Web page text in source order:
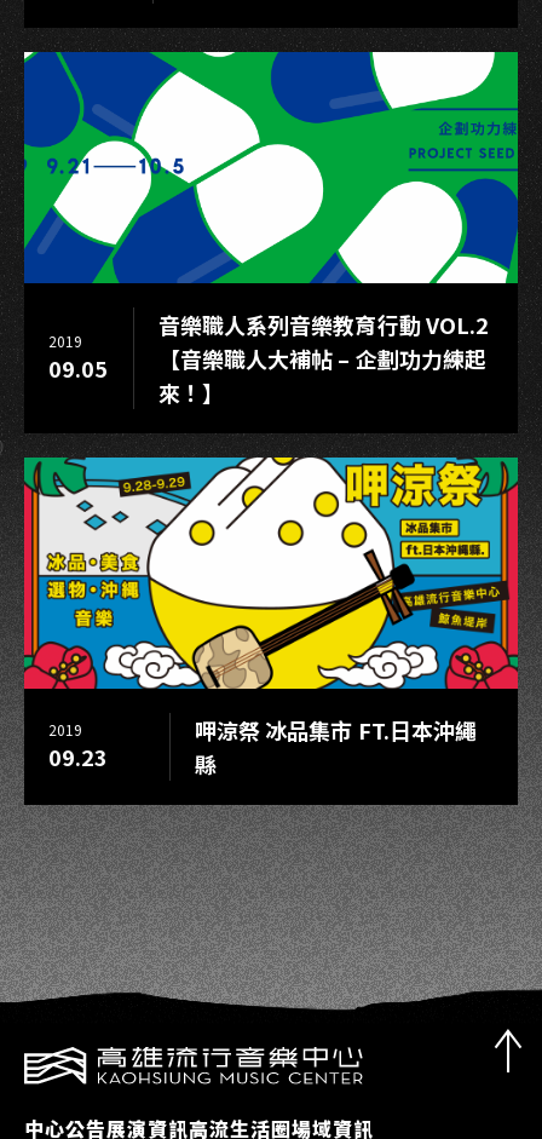
2019
09.05
音樂職人系列音樂教育行動 VOL.2
【音樂職人大補帖 – 企劃功力練起
來！】
2019
09.23
呷涼祭 冰品集市 FT.日本沖繩
縣
中心公告展演資訊高流生活圈場域資訊